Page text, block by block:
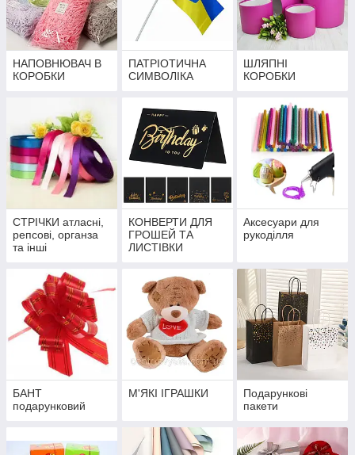
НАПОВНЮВАЧ В
КОРОБКИ
ПАТРІОТИЧНА
СИМВОЛІКА
ШЛЯПНІ
КОРОБКИ
СТРІЧКИ атласні,
репсові, органза
та інші
КОНВЕРТИ ДЛЯ
ГРОШЕЙ ТА
ЛИСТІВКИ
Аксесуари для
рукоділля
БАНТ
подарунковий
М'ЯКІ ІГРАШКИ
Подарункові
пакети